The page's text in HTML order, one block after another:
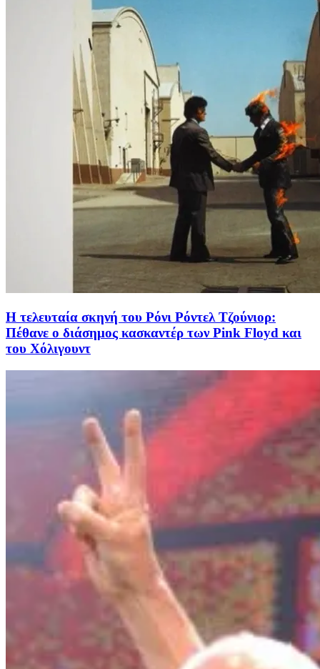
Η τελευταία σκηνή του Ρόνι Ρόντελ Τζούνιορ:
Πέθανε ο διάσημος κασκαντέρ των Pink Floyd και
του Χόλιγουντ